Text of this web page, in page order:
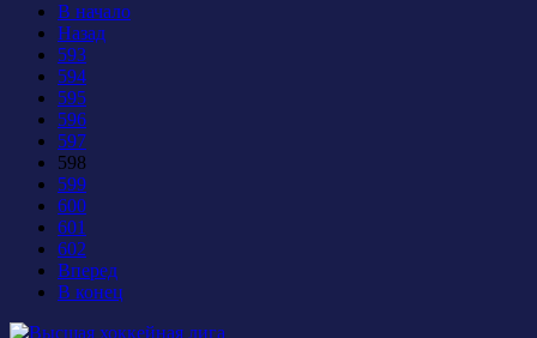
В начало
Назад
593
594
595
596
597
598
599
600
601
602
Вперед
В конец